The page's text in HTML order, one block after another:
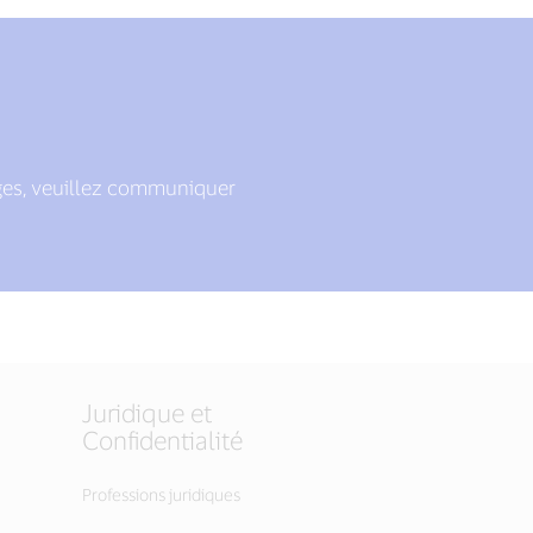
veuillez communiquer
Juridique et
Confidentialité
Professions juridiques